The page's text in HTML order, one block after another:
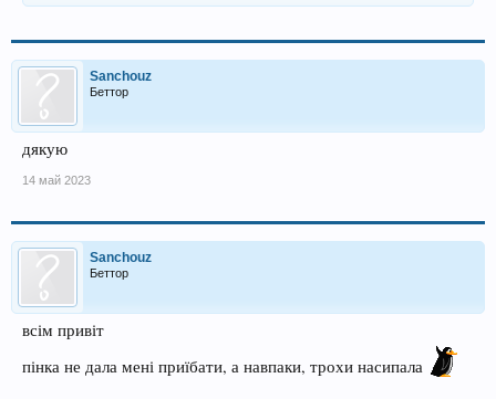
Sanchouz
Беттор
дякую
14 май 2023
Sanchouz
Беттор
всім привіт
пінка не дала мені приїбати, а навпаки, трохи насипала